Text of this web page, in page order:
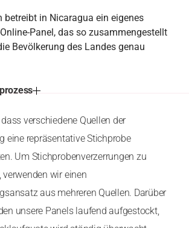
betreibt in Nicaragua ein eigenes
Panel, das so zusammengestellt
Bevölkerung des Landes genau
verschiedene Quellen der
eine repräsentative Stichprobe
Um Stichprobenverzerrungen zu
verwenden wir einen
aus mehreren Quellen. Darüber
unsere Panels laufend aufgestockt,